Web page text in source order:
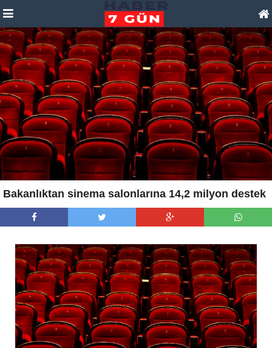
Bakanlıktan sinema salonlarına 14,2 milyon destek